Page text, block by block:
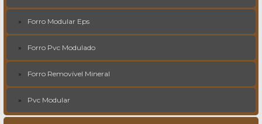
Forro Modular Eps
Forro Pvc Modulado
Forro Removível Mineral
Pvc Modular